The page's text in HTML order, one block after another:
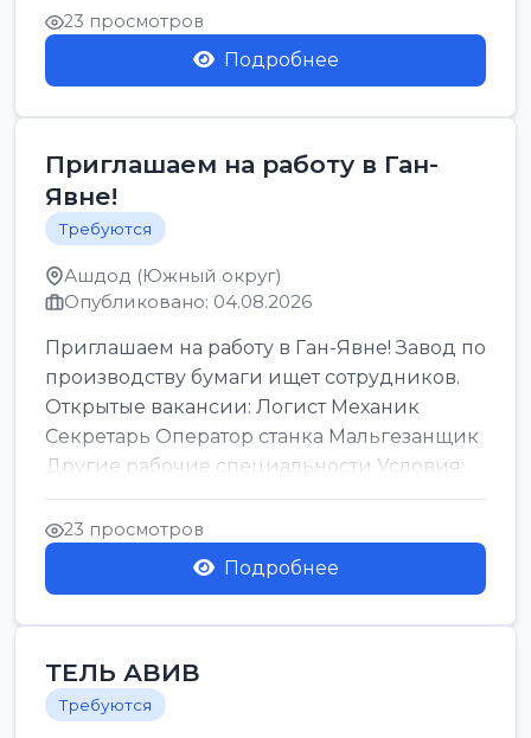
23 просмотров
Подробнее
Приглашаем на работу в Ган-
Явне!
Требуются
Ашдод (Южный округ)
Опубликовано: 04.08.2026
Приглашаем на работу в Ган-Явне! Завод по
производству бумаги ищет сотрудников.
Открытые вакансии: Логист Механик
Секретарь Оператор станка Мальгезанщик
Другие рабочие специальности Условия:
Организов...
23 просмотров
Подробнее
ТЕЛЬ АВИВ
Требуются